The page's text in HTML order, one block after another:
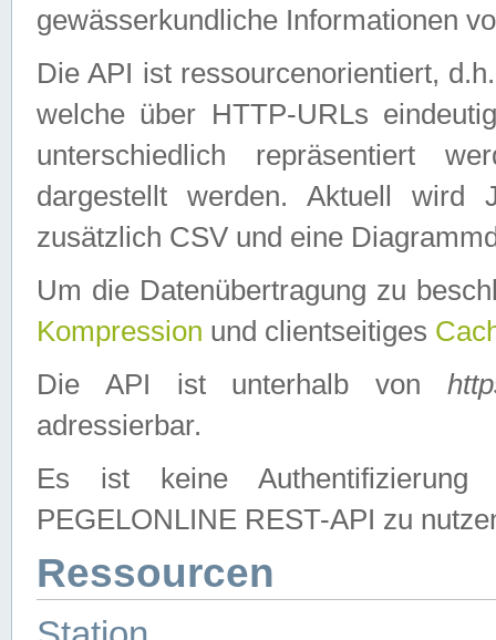
gewässerkundliche Informationen
Die API ist ressourcenorientiert,
welche über HTTP-URLs
unterschiedlich repräsentiert
dargestellt werden. Aktuell wird
zusätzlich CSV und eine
Um die Datenübertragung zu
Kompression und clientseitiges
Die API ist unterhalb von
adressierbar.
Es ist keine
PEGELONLINE REST-API zu
Ressourcen